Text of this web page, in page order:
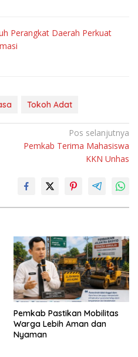
Perangkat Daerah Perkuat
Tokoh Adat
Pos selanjutnya
Pemkab Terima Mahasiswa
KKN Unhas
Pemkab Pastikan Mobilitas
Warga Lebih Aman dan
Nyaman